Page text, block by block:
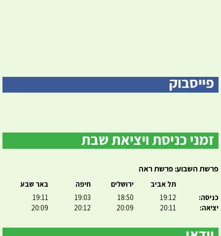
פרשת השבוע: פרשת ראה
כניסה:
יציאה:
תל אביב
19:12
20:11
ירושלים
18:50
20:09
חיפה
19:03
20:12
באר שבע
19:11
20:09